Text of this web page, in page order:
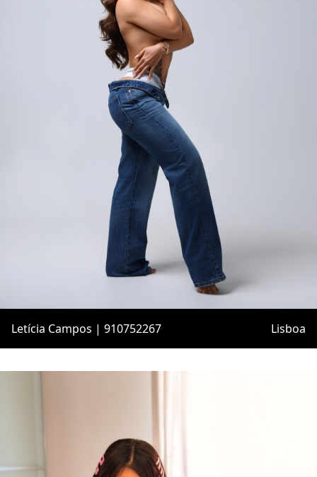
Letícia Campos | 910752267 Lisboa